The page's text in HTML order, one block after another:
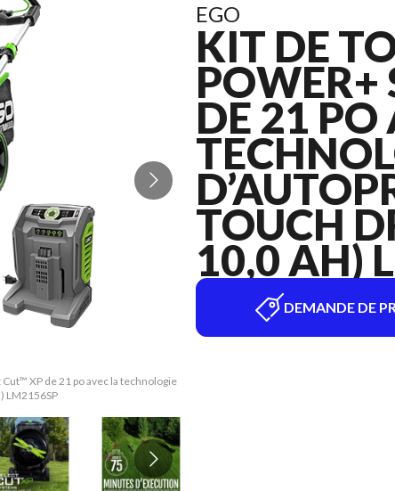
XP de 21 po avec la technologie
LM2156SP
EGO
KIT DE
POWER+
DE 21 PO
TOUCH
10,0 AH)
DEMANDE DE